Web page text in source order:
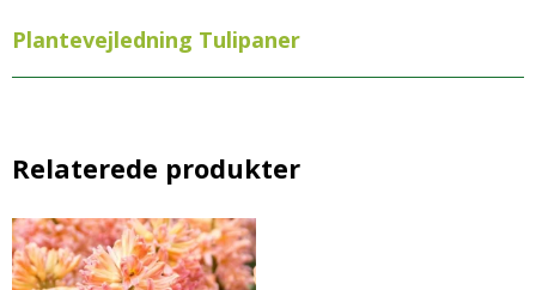
Plantevejledning Tulipaner
Relaterede produkter